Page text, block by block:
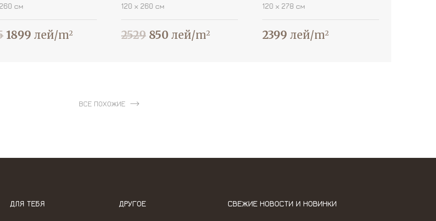
см
1899 лей/m2
120 х 260 см
2529 850 лей/m2
120 х 278 см
2399 лей/m2
ВСЕ ПОХОЖИЕ
ДЛЯ ТЕБЯ ДРУГОЕ СВЕЖИЕ НОВОСТИ И НОВИНКИ